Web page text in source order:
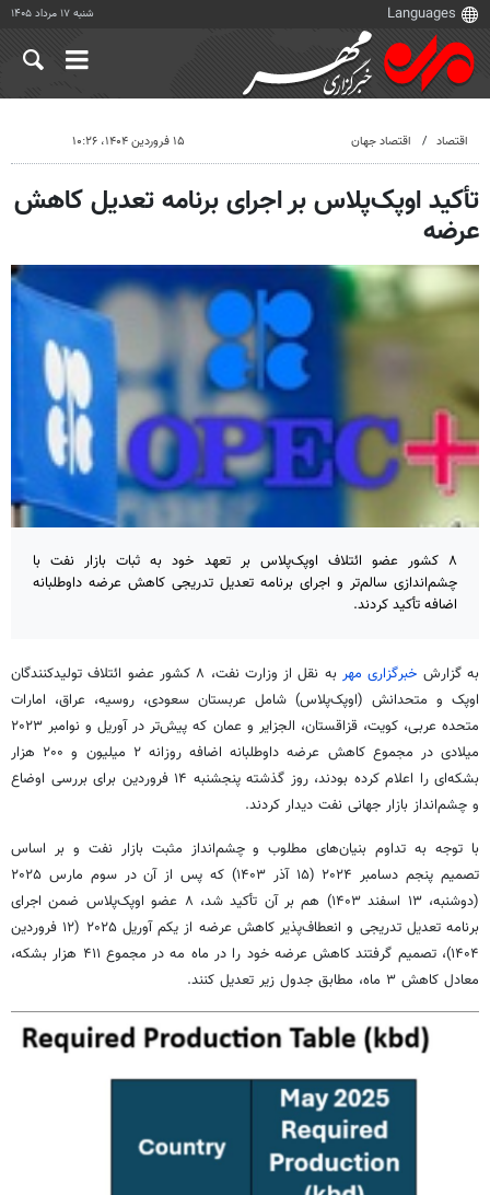
شنبه ۱۷ مرداد ۱۴۰۵
اقتصاد اقتصاد جهان ۱۵ فروردین ۱۴۰۴، ۱۰:۲۶
تأکید اوپک‌پلاس بر اجرای برنامه تعدیل کاهش
عرضه
۸ کشور عضو ائتلاف اوپک‌پلاس بر تعهد خود به ثبات بازار نفت با
چشم‌اندازی سالم‌تر و اجرای برنامه تعدیل تدریجی کاهش عرضه داوطلبانه
اضافه تأکید کردند.
به گزارش خبرگزاری مهر
به نقل از وزارت نفت، ۸ کشور عضو ائتلاف تولیدکنندگان
اوپک و متحدانش (اوپک‌پلاس) شامل عربستان سعودی، روسیه، عراق، امارات
متحده عربی، کویت، قزاقستان، الجزایر و عمان که پیش‌تر در آوریل و نوامبر ۲۰۲۳
میلادی در مجموع کاهش عرضه داوطلبانه اضافه روزانه ۲ میلیون و ۲۰۰ هزار
بشکه‌ای را اعلام کرده بودند، روز گذشته پنجشنبه ۱۴ فروردین برای بررسی اوضاع
و چشم‌انداز بازار جهانی نفت دیدار کردند.
با توجه به تداوم بنیان‌های مطلوب و چشم‌انداز مثبت بازار نفت و بر اساس
تصمیم پنجم دسامبر ۲۰۲۴ (۱۵ آذر ۱۴۰۳) که پس از آن در سوم مارس ۲۰۲۵
(دوشنبه، ۱۳ اسفند ۱۴۰۳) هم بر آن تأکید شد، ۸ عضو اوپک‌پلاس ضمن اجرای
برنامه تعدیل تدریجی و انعطاف‌پذیر کاهش عرضه از یکم آوریل ۲۰۲۵ (۱۲ فروردین
۱۴۰۴)، تصمیم گرفتند کاهش عرضه خود را در ماه مه در مجموع ۴۱۱ هزار بشکه،
معادل کاهش ۳ ماه، مطابق جدول زیر تعدیل کنند.